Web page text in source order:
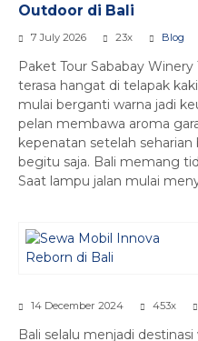
Outdoor di Bali
7 July 2026 23x Blog
Paket Tour Sababay
terasa hangat di telapak
mulai berganti warna jadi
pelan membawa aroma
kepenatan setelah
begitu saja. Bali memang
Saat lampu jalan mulai
14 December 2024 453x
Bali selalu menjadi